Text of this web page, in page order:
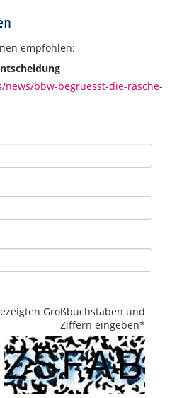
empfohlen:
bbw-begruesst-die-rasche-
Großbuchstaben und
Ziffern eingeben*